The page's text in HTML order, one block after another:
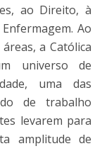
ao Direito, à
Ao
a Católica
universo de
uma das
de trabalho
levarem para
amplitude de